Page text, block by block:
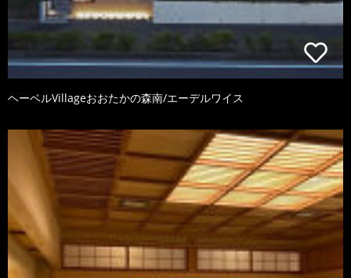
ヘーベルVillageおおたかの森南/エーデルワイス